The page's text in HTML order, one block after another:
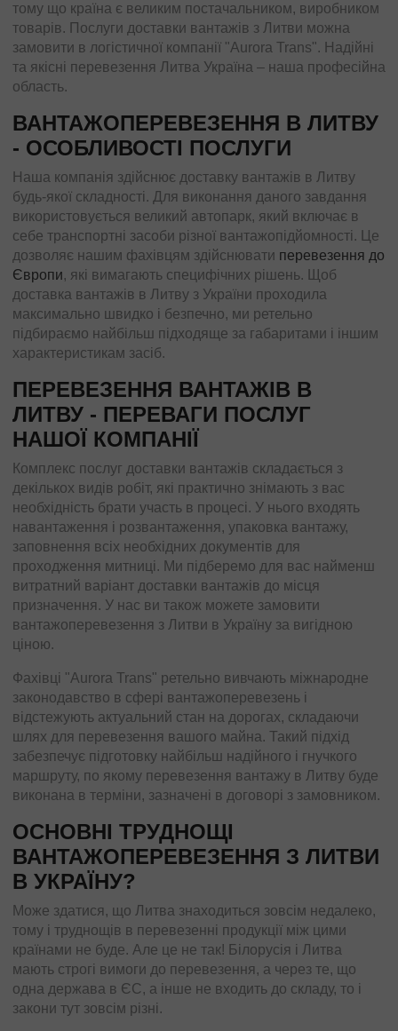
тому що країна є великим постачальником, виробником
товарів. Послуги доставки вантажів з Литви можна
замовити в логістичної компанії "Aurora Trans". Надійні
та якісні перевезення Литва Україна – наша професійна
область.
ВАНТАЖОПЕРЕВЕЗЕННЯ В ЛИТВУ
- ОСОБЛИВОСТІ ПОСЛУГИ
Наша компанія здійснює доставку вантажів в Литву
будь-якої складності. Для виконання даного завдання
використовується великий автопарк, який включає в
себе транспортні засоби різної вантажопідйомності. Це
дозволяє нашим фахівцям здійснювати перевезення до
Європи, які вимагають специфічних рішень. Щоб
доставка вантажів в Литву з України проходила
максимально швидко і безпечно, ми ретельно
підбираємо найбільш підходяще за габаритами і іншим
характеристикам засіб.
ПЕРЕВЕЗЕННЯ ВАНТАЖІВ В
ЛИТВУ - ПЕРЕВАГИ ПОСЛУГ
НАШОЇ КОМПАНІЇ
Комплекс послуг доставки вантажів складається з
декількох видів робіт, які практично знімають з вас
необхідність брати участь в процесі. У нього входять
навантаження і розвантаження, упаковка вантажу,
заповнення всіх необхідних документів для
проходження митниці. Ми підберемо для вас найменш
витратний варіант доставки вантажів до місця
призначення. У нас ви також можете замовити
вантажоперевезення з Литви в Україну за вигідною
ціною.
Фахівці "Aurora Trans" ретельно вивчають міжнародне
законодавство в сфері вантажоперевезень і
відстежують актуальний стан на дорогах, складаючи
шлях для перевезення вашого майна. Такий підхід
забезпечує підготовку найбільш надійного і гнучкого
маршруту, по якому перевезення вантажу в Литву буде
виконана в терміни, зазначені в договорі з замовником.
ОСНОВНІ ТРУДНОЩІ
ВАНТАЖОПЕРЕВЕЗЕННЯ З ЛИТВИ
В УКРАЇНУ?
Може здатися, що Литва знаходиться зовсім недалеко,
тому і труднощів в перевезенні продукції між цими
країнами не буде. Але це не так! Білорусія і Литва
мають строгі вимоги до перевезення, а через те, що
одна держава в ЄС, а інше не входить до складу, то і
закони тут зовсім різні.